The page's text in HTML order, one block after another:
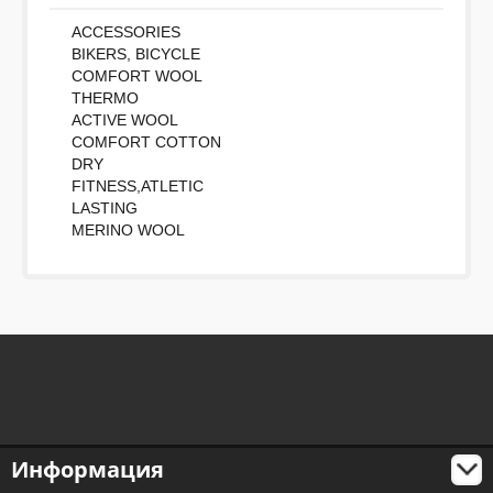
ACCESSORIES
BIKERS, BICYCLE
COMFORT WOOL
THERMO
ACTIVE WOOL
COMFORT COTTON
DRY
FITNESS,ATLETIC
LASTING
MERINO WOOL
Информация